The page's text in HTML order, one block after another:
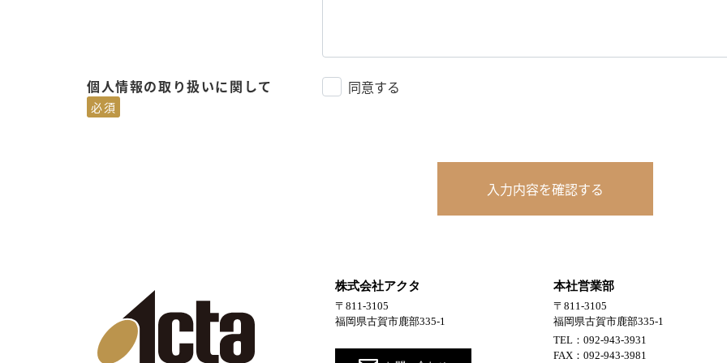
個人情報の取り扱いに関して
必須
同意する
入力内容を確認する
株式会社アクタ
〒811-3105
福岡県古賀市鹿部335-1
本社営業部
〒811-3105
福岡県古賀市鹿部335-1
TEL：092-943-3931
FAX：092-943-3981